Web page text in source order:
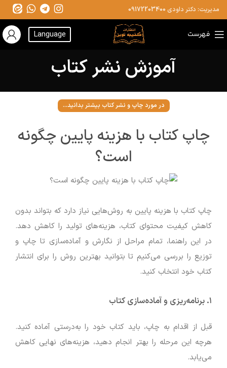
مدیریت: دکتر داودی 09172203400
فهرست Language
آموزش نشر کتاب
در مورد چاپ و نشر کتاب بیشتر بدانید...
چاپ کتاب با هزینه پایین چگونه
است؟
چاپ کتاب با هزینه پایین به روش‌هایی نیاز دارد که بتواند بدون
کاهش کیفیت محتوای کتاب، هزینه‌های تولید را کاهش دهد.
در این راهنما، تمام مراحل از نگارش و آماده‌سازی تا چاپ و
توزیع را بررسی می‌کنیم تا بتوانید بهترین روش را برای انتشار
کتاب خود انتخاب کنید.
۱. برنامه‌ریزی و آماده‌سازی کتاب
قبل از اقدام به چاپ، باید کتاب خود را به‌درستی آماده کنید.
هرچه این مرحله را بهتر انجام دهید، هزینه‌های نهایی کاهش
می‌یابد.